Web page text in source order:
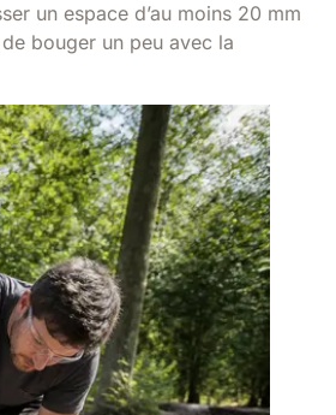
un espace d’au moins 20 mm
bouger un peu avec la